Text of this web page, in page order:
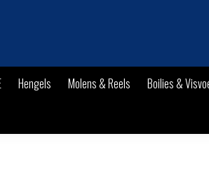
Hengels Molens & Reels
Boilies &